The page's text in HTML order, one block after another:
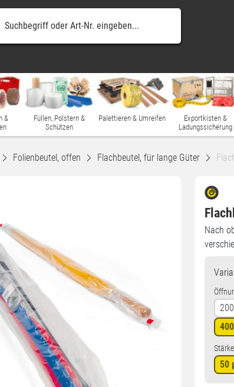
&
Füllen, Polstern &
Schützen
Palettieren & Umreifen
Exportkisten &
Ladungssicherung
Folienbeutel, offen Flachbeutel, für lange Güter
Nach
50